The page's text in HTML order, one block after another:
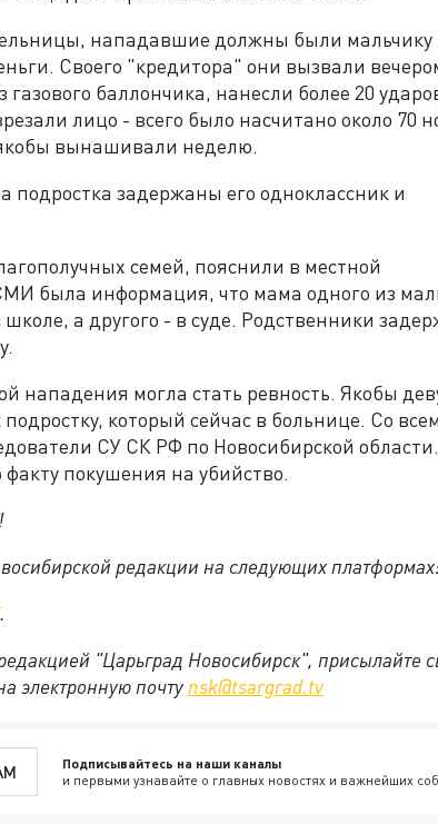
нападавшие должны были мальчику
Своего "кредитора" они вызвали
баллончика, нанесли более 20
лицо - всего было насчитано около 70
вынашивали неделю.
подростка задержаны его одноклассник и
семей, пояснили в местной
была информация, что мама одного из
школе, а другого - в суде. Родственники
нападения могла стать ревность. Якобы
который сейчас в больнице. Со
СУ СК РФ по Новосибирской области.
факту покушения на убийство.
редакции на следующих платформах:
.
"Царьград Новосибирск", присылайте
электронную почту nsk@tsargrad.tv
Подписывайтесь на наши каналы
и первыми узнавайте о главных новостях и важнейших